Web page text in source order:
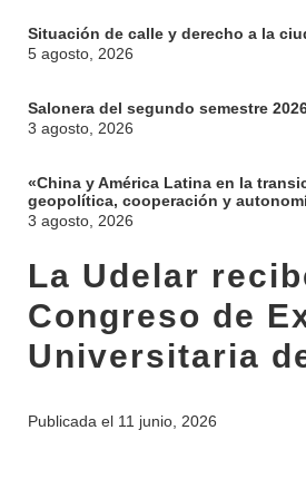
Situación de calle y derecho a la
5 agosto, 2026
Salonera del segundo semestre
3 agosto, 2026
«China y América Latina en la
geopolítica, cooperación y
3 agosto, 2026
La Udelar
Congreso de
Universitaria
Publicada el 11 junio, 2026